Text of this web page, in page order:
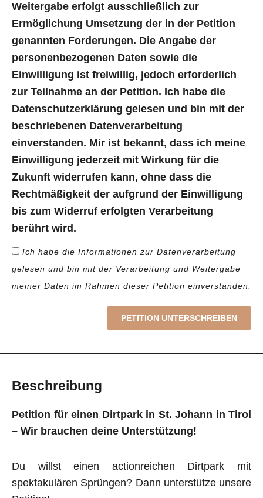
Beschreibung
Petition für einen Dirtpark in St. Johann in Tirol
– Wir brauchen deine Unterstützung!
Du willst einen actionreichen Dirtpark mit
spektakulären Sprüngen? Dann unterstütze unsere
Weitergabe erfolgt ausschließlich zur
Ermöglichung Umsetzung der in der Petition
genannten Forderungen. Die Angabe der
personenbezogenen Daten sowie die
Einwilligung ist freiwillig, jedoch erforderlich
zur Teilnahme an der Petition. Ich habe die
Datenschutzerklärung gelesen und bin mit der
beschriebenen Datenverarbeitung
einverstanden. Mir ist bekannt, dass ich meine
Einwilligung jederzeit mit Wirkung für die
Zukunft widerrufen kann, ohne dass die
Rechtmäßigkeit der aufgrund der Einwilligung
bis zum Widerruf erfolgten Verarbeitung
berührt wird.
Ich habe die Informationen zur Datenverarbeitung
gelesen und bin mit der Verarbeitung und Weitergabe
meiner Daten im Rahmen dieser Petition einverstanden.
PETITION UNTERSCHREIBEN